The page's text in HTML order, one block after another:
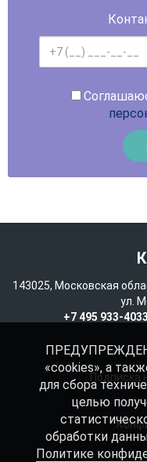
143025, Московская
ул.
+7 495 933-4033
Подписка
«cookies», а
для сбора
целью
обработки
Политике